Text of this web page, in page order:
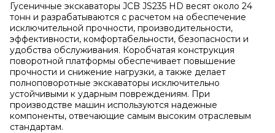
Гусеничные экскаваторы JCB JS235 HD весят около 24
тонн и разрабатываются с расчетом на обеспечение
исключительной прочности, производительности,
эффективности, комфортабельности, безопасности и
удобства обслуживания. Коробчатая конструкция
поворотной платформы обеспечивает повышение
прочности и снижение нагрузки, а также делает
полноповоротные экскаваторы исключительно
устойчивыми к ударным повреждениям. При
производстве машин используются надежные
компоненты, отвечающие самым высоким отраслевым
стандартам.